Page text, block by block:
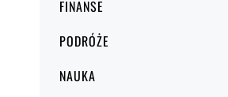
FINANSE
PODRÓŻE
NAUKA